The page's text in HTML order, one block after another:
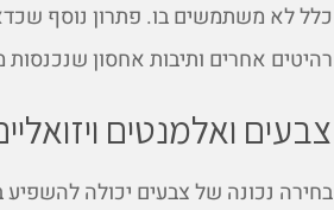
כלל לא משתמשים בו. פתרון נוסף
רהיטים אחרים ותיבות אחסון
צבעים ואלמנטים
בחירה נכונה של צבעים יכולה